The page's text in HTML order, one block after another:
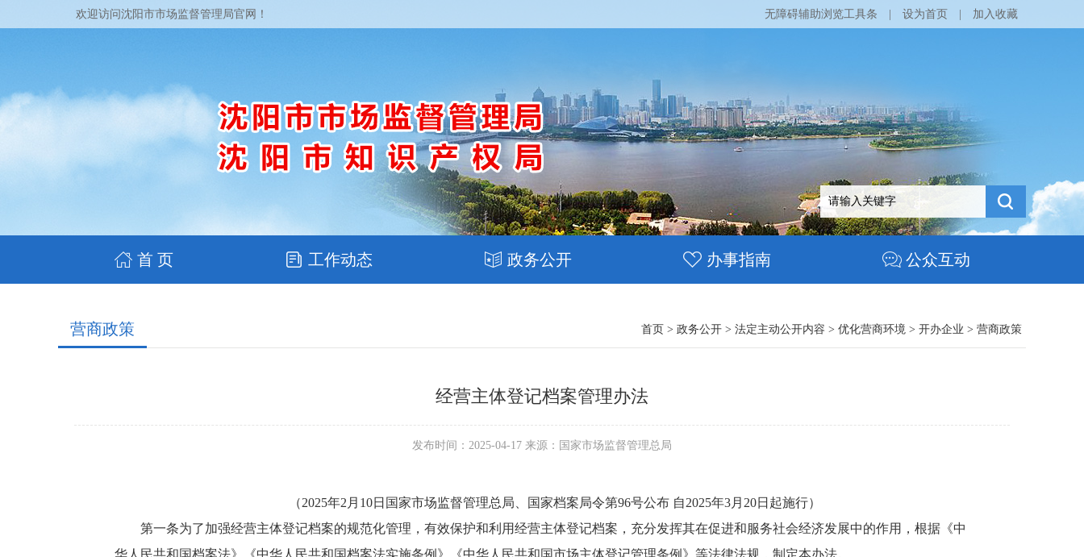
欢迎访问沈阳市市场监督管理局官网！ 无障碍辅助浏览工具条 设为首页 加入收藏
首 页 工作动态 政务公开 办事指南 公众互动
营商政策 首页 > 政务公开 > 法定主动公开内容 > 优化营商环境 > 开办企业 > 营商政策
经营主体登记档案管理办法
发布时间：2025-04-17 来源：国家市场监督管理总局
（2025年2月10日国家市场监督管理总局、国家档案局令第96号公布 自2025年3月20日起施行）
第一条为了加强经营主体登记档案的规范化管理，有效保护和利用经营主体登记档案，充分发挥其在促进和服务社会经济发展中的作用，根据《中
华人民共和国档案法》《中华人民共和国档案法实施条例》《中华人民共和国市场主体登记管理条例》等法律法规，制定本办法。